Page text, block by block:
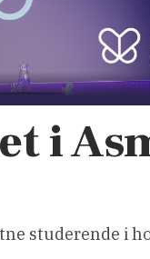
i
studerende i